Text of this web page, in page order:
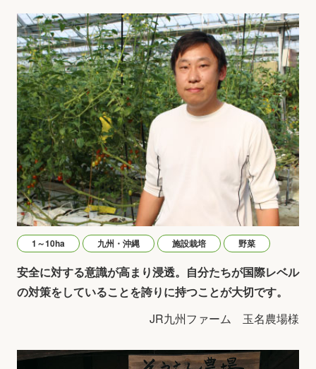
安全に対する意識が高まり浸透。自分たちが国際レベル
の対策をしていることを誇りに持つことが大切です。
JR九州ファーム 玉名農場様
1～10ha 九州・沖縄 施設栽培 野菜